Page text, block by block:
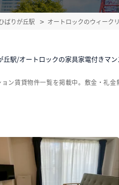
ばりが丘駅 オートロックのウィーク
丘駅/オートロックの家具家電付きマ
ン賃貸物件一覧を掲載中。敷金・礼